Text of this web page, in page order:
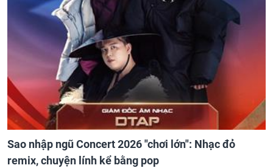
Sao nhập ngũ Concert 2026 "chơi lớn": Nhạc đỏ
remix, chuyện lính kể bằng pop